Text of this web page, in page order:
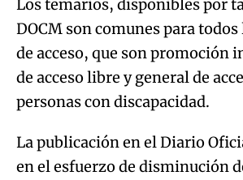
Los temarios, disponibles por
DOCM son comunes para
de acceso, que son promoción
de acceso libre y general de
personas con discapacidad.
La publicación en el Diario
en el esfuerzo de disminución